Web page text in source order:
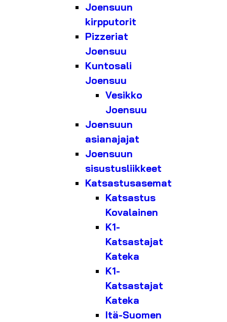
Joensuun
kirpputorit
Pizzeriat
Joensuu
Kuntosali
Joensuu
Vesikko
Joensuu
Joensuun
asianajajat
Joensuun
sisustusliikkeet
Katsastusasemat
Katsastus
Kovalainen
K1-
Katsastajat
Kateka
K1-
Katsastajat
Kateka
Itä-Suomen